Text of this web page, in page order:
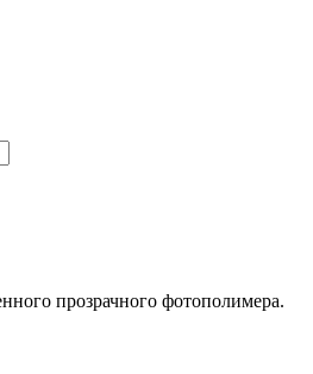
прозрачного фотополимера.